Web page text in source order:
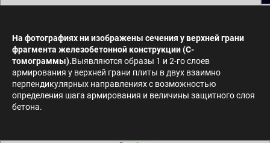
На фотографиях ни изображены сечения у верхней грани
фрагмента железобетонной конструкции (С-
томограммы).Выявляются образы 1 и 2-го слоев
армирования у верхней грани плиты в двух взаимно
перпендикулярных направлениях с возможностью
определения шага армирования и величины защитного слоя
бетона.